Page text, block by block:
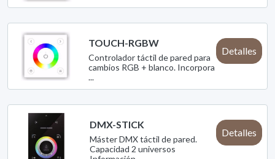
TOUCH-RGBW
Controlador táctil de pared para
cambios RGB + blanco. Incorpora
...
Detalles
DMX-STICK
Máster DMX táctil de pared.
Capacidad 2 universos
Detalles